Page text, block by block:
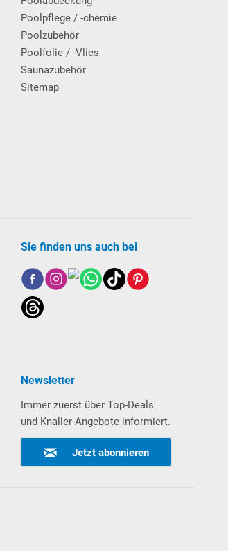
Poolpflege / -chemie
Poolzubehör
Poolfolie / -Vlies
Saunazubehör
Sitemap
Sie finden uns auch bei
Newsletter
Immer zuerst über Top-Deals
und Knaller-Angebote informiert.
Jetzt abonnieren